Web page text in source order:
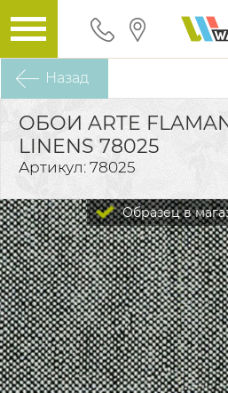
Назад
ОБОИ ARTE
LINENS 78025
Артикул: 78025
Образец в